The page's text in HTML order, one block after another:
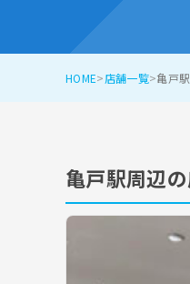
HOME 店舗一覧 亀戸
亀戸駅周辺